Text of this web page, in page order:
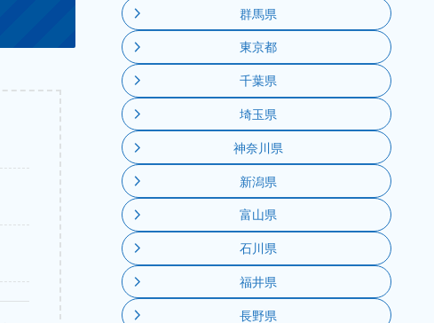
群馬県
東京都
千葉県
埼玉県
神奈川県
新潟県
富山県
石川県
福井県
長野県